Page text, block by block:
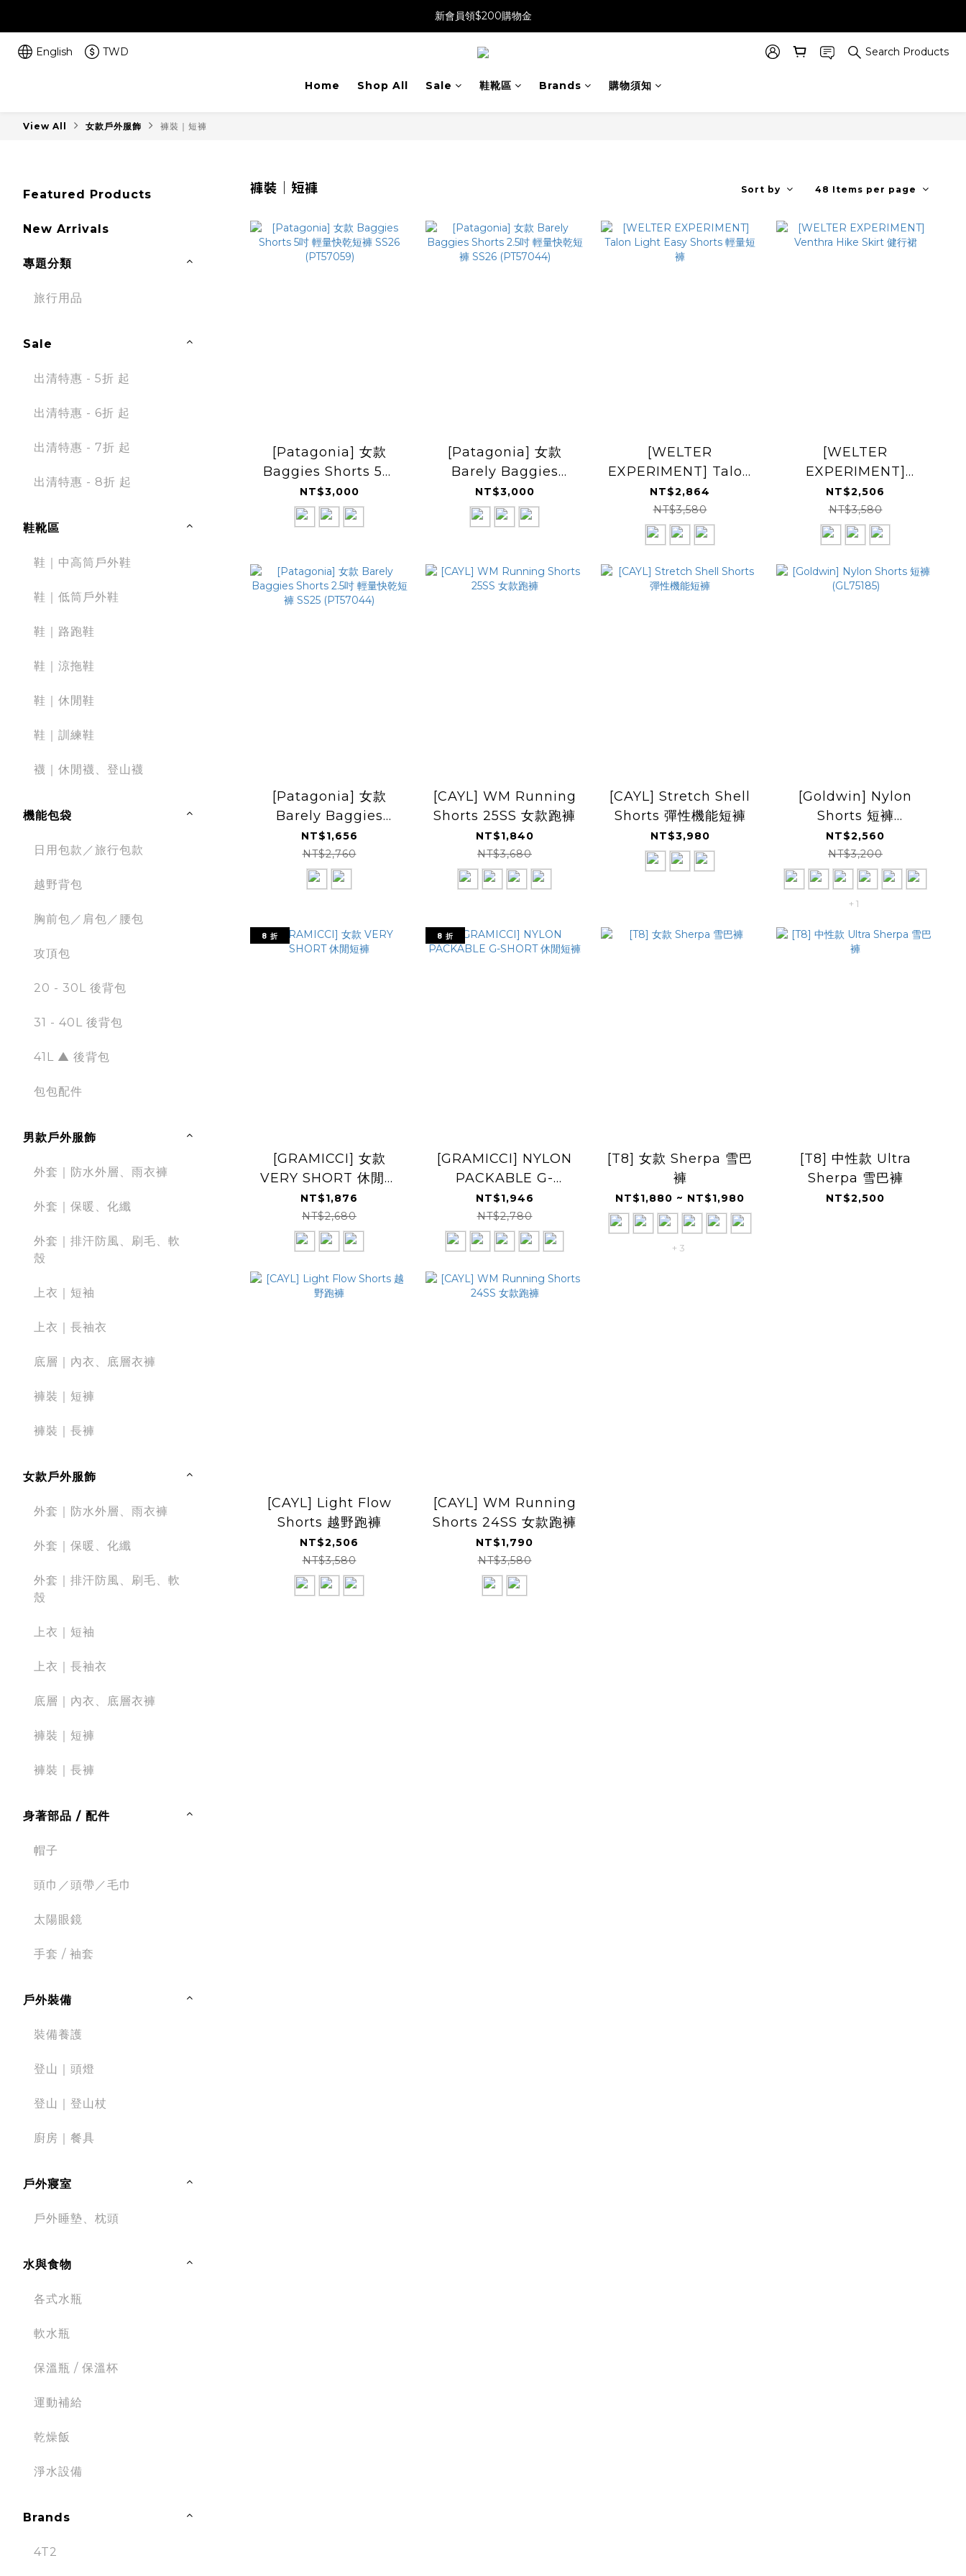
新會員領$200購物金
English TWD Search Products
Home Shop All Sale 鞋靴區 Brands 購物須知
View All 女款戶外服飾 褲裝｜短褲
Featured Products
New Arrivals
專題分類
旅行用品
Sale
出清特惠 - 5折 起
出清特惠 - 6折 起
出清特惠 - 7折 起
出清特惠 - 8折 起
鞋靴區
鞋｜中高筒戶外鞋
鞋｜低筒戶外鞋
鞋｜路跑鞋
鞋｜涼拖鞋
鞋｜休閒鞋
鞋｜訓練鞋
襪｜休閒襪、登山襪
機能包袋
日用包款／旅行包款
越野背包
胸前包／肩包／腰包
攻頂包
20 - 30L 後背包
31 - 40L 後背包
41L ▲ 後背包
包包配件
男款戶外服飾
外套｜防水外層、雨衣褲
外套｜保暖、化纖
外套｜排汗防風、刷毛、軟
殼
上衣｜短袖
上衣｜長袖衣
底層｜內衣、底層衣褲
褲裝｜短褲
褲裝｜長褲
女款戶外服飾
外套｜防水外層、雨衣褲
外套｜保暖、化纖
外套｜排汗防風、刷毛、軟
殼
上衣｜短袖
上衣｜長袖衣
底層｜內衣、底層衣褲
褲裝｜短褲
褲裝｜長褲
身著部品 / 配件
帽子
頭巾／頭帶／毛巾
太陽眼鏡
手套 / 袖套
戶外裝備
裝備養護
登山｜頭燈
登山｜登山杖
廚房｜餐具
戶外寢室
戶外睡墊、枕頭
水與食物
各式水瓶
軟水瓶
保溫瓶 / 保溫杯
運動補給
乾燥飯
淨水設備
Brands
4T2
褲裝｜短褲 Sort by 48 Items per page
[Patagonia] 女款
Baggies Shorts 5吋
輕量快乾短褲 SS26
(PT57059)
NT$3,000
[Patagonia] 女款
Barely Baggies
Shorts 2.5吋 輕量快乾
短褲 SS26 (PT57044)
NT$3,000
[WELTER
EXPERIMENT] Talon
Light Easy Shorts 輕
量短褲
NT$2,864
NT$3,580
[WELTER
EXPERIMENT]
Venthra Hike Skirt
健行裙
NT$2,506
NT$3,580
[Patagonia] 女款
Barely Baggies
Shorts 2.5吋 輕量快乾
短褲 SS25 (PT57044)
NT$1,656
NT$2,760
[CAYL] WM Running
Shorts 25SS 女款跑褲
NT$1,840
NT$3,680
[CAYL] Stretch Shell
Shorts 彈性機能短褲
NT$3,980
[Goldwin] Nylon
Shorts 短褲
(GL75185)
NT$2,560
NT$3,200
+ 1
8 折
[GRAMICCI] 女款
VERY SHORT 休閒短
褲
NT$1,876
NT$2,680
8 折
[GRAMICCI] NYLON
PACKABLE G-
SHORT 休閒短褲
NT$1,946
NT$2,780
[T8] 女款 Sherpa 雪巴
褲
NT$1,880 ~ NT$1,980
+ 3
[T8] 中性款 Ultra
Sherpa 雪巴褲
NT$2,500
[CAYL] Light Flow
Shorts 越野跑褲
NT$2,506
NT$3,580
[CAYL] WM Running
Shorts 24SS 女款跑褲
NT$1,790
NT$3,580